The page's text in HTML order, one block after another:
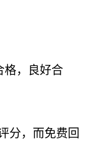
格，良好合
分，而免费回